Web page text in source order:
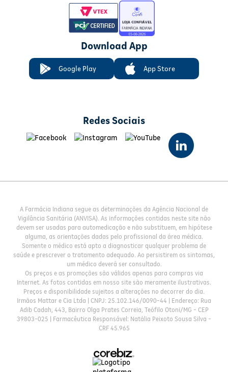
Download App
Google Play App Store
Redes Sociais
A Farmácia Indiana segue as determinações da Agência Nacional de
Vigilância Sanitária (ANVISA). As informações contidas neste site não
devem ser usadas para automedicação e não substituem, em hipótese
alguma, as orientações dadas pelo profissional da área médica.
Somente o médico está apto a diagnosticar qualquer problema de
saúde e prescrever o tratamento adequado. Ao persistirem os sintomas,
um médico deverá ser consultado.
Os preços e as promoções são válidos apenas para compras via
Internet. As fotos contidas em nosso site são meramente ilustrativas.
Preços e disponibilidade sujeitos a alterações no decorrer do dia.
Irmãos Mattar e Cia Ltda | CNPJ: 25.102.146/0090-44 | Endereço: Rua
Adib Cadah, 443, Bairro Olga Prates Correia, Teófilo Otoni/MG - CEP
39803-025 | Farmacêutica Responsável: Natália Peixoto Sousa Silva -
CRF 45.965